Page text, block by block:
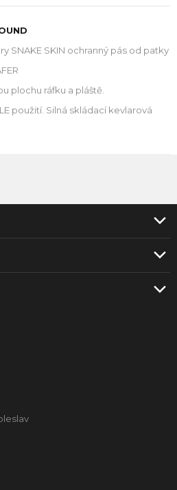
SNAKE SKIN ochranný pás od patky
plochu ráfku a pláště.
použití. Silná skládací kevlarová